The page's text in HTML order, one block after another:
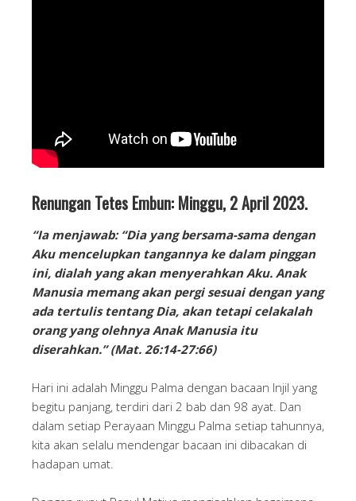
Renungan Tetes Embun: Minggu, 2 April 2023.
“Ia menjawab: “Dia yang bersama-sama dengan
Aku mencelupkan tangannya ke dalam pinggan
ini, dialah yang akan menyerahkan Aku. Anak
Manusia memang akan pergi sesuai dengan yang
ada tertulis tentang Dia, akan tetapi celakalah
orang yang olehnya Anak Manusia itu
diserahkan.” (Mat. 26:14-27:66)
Hari ini adalah Minggu Palma dengan bacaan Injil yang
begitu panjang, terdiri dari 2 bab dan 98 ayat. Dan
dalam setiap Perayaan Minggu Palma setiap tahunnya,
kita akan selalu mendengar bacaan ini dibacakan di
hadapan umat.